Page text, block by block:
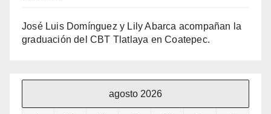
José Luis Domínguez y Lily Abarca acompañan la
graduación del CBT Tlatlaya en Coatepec.
agosto 2026